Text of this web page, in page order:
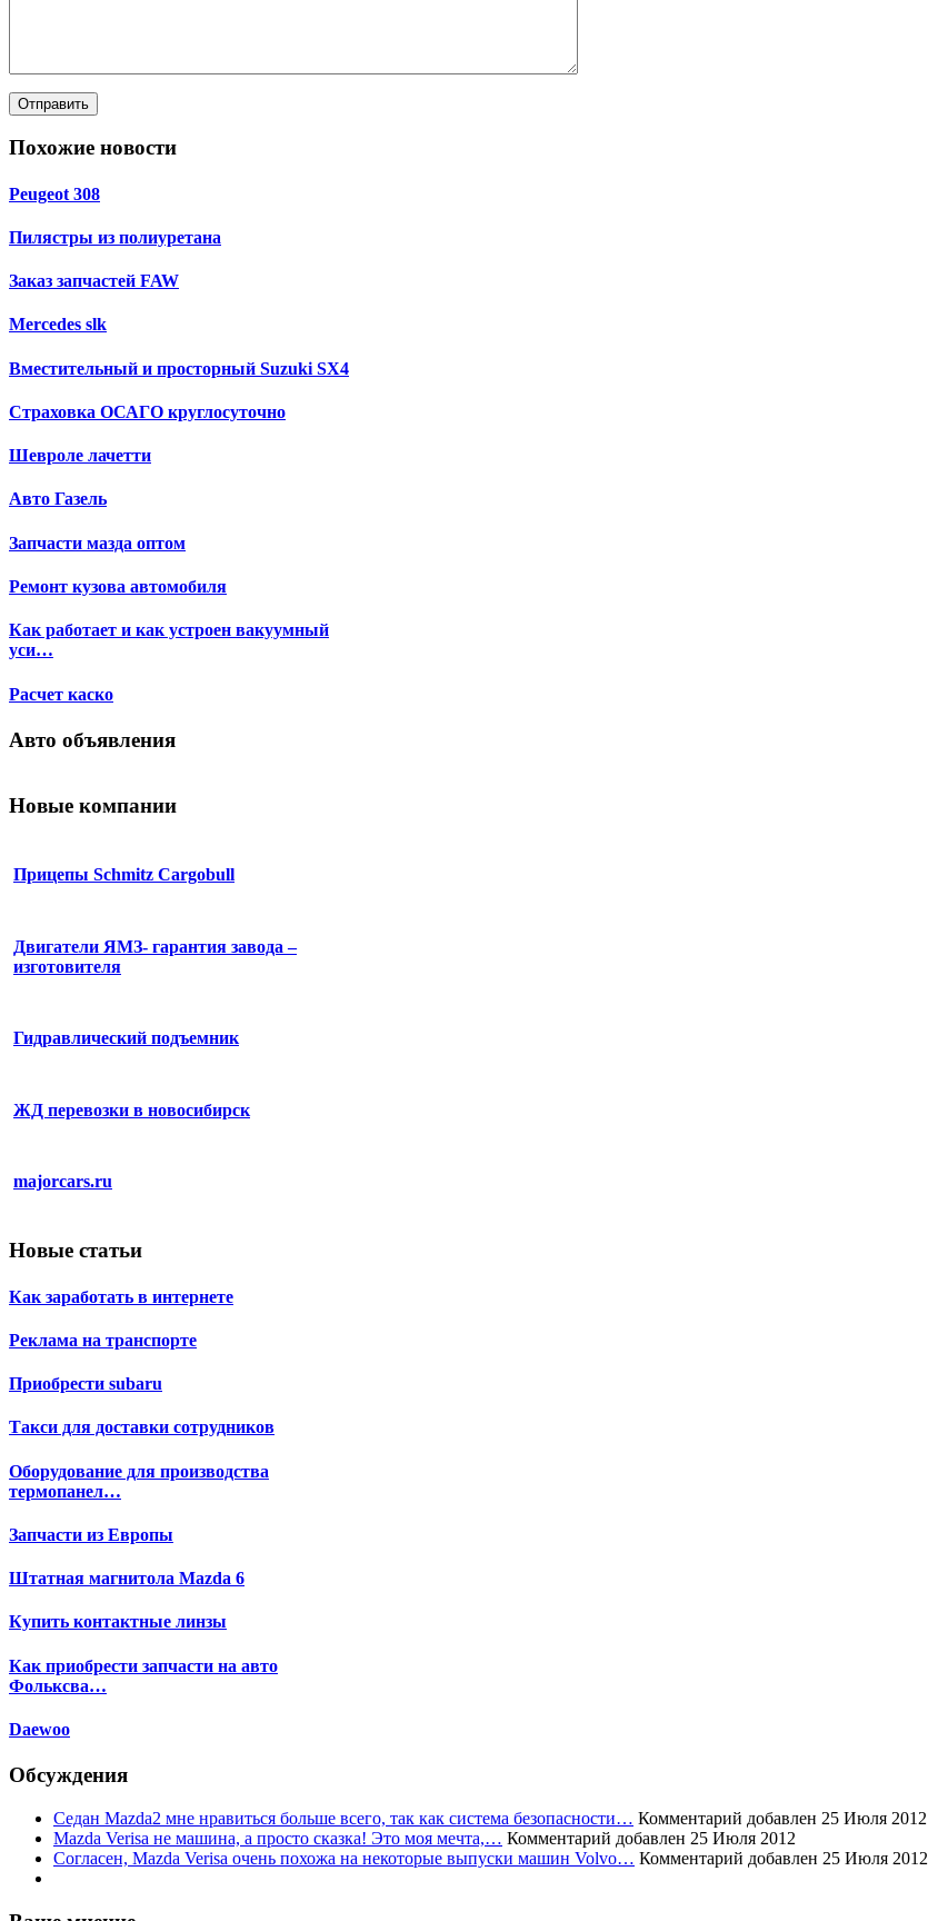
Похожие новости
Peugeot 308
Пилястры из полиуретана
Заказ запчастей FAW
Mercedes slk
Вместительный и просторный Suzuki SX4
Страховка ОСАГО круглосуточно
Шевроле лачетти
Авто Газель
Запчасти мазда оптом
Ремонт кузова автомобиля
Как работает и как устроен вакуумный
уси…
Расчет каско
Авто объявления
Новые компании
Прицепы Schmitz Cargobull
Двигатели ЯМЗ- гарантия завода –
изготовителя
Гидравлический подъемник
ЖД перевозки в новосибирск
majorcars.ru
Новые статьи
Как заработать в интернете
Реклама на транспорте
Приобрести subaru
Такси для доставки сотрудников
Оборудование для производства
термопанел…
Запчасти из Европы
Штатная магнитола Mazda 6
Купить контактные линзы
Как приобрести запчасти на авто
Фольксва…
Daewoo
Обсуждения
Седан Mazda2 мне нравиться больше всего, так как система безопасности… Комментарий добавлен 25 Июля 2012
Mazda Verisa не машина, а просто сказка! Это моя мечта,… Комментарий добавлен 25 Июля 2012
Согласен, Mazda Verisa очень похожа на некоторые выпуски машин Volvo… Комментарий добавлен 25 Июля 2012